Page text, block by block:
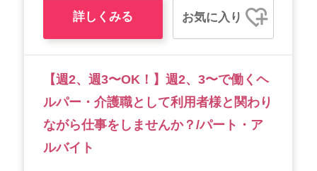
詳しくみる お気に入り
【週2、週3〜OK！】週2、3〜で働くヘ
ルパー・介護職として利用者様と関わり
ながら仕事をしませんか？/パート・ア
ルバイト